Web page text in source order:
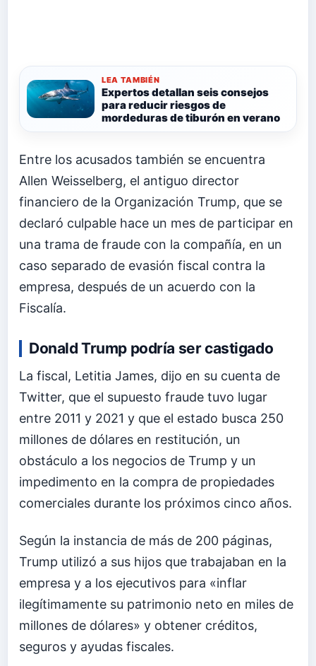
LEA TAMBIÉN
Expertos detallan seis consejos
para reducir riesgos de
mordeduras de tiburón en verano
Entre los acusados también se encuentra
Allen Weisselberg, el antiguo director
financiero de la Organización Trump, que se
declaró culpable hace un mes de participar en
una trama de fraude con la compañía, en un
caso separado de evasión fiscal contra la
empresa, después de un acuerdo con la
Fiscalía.
Donald Trump podría ser castigado
La fiscal, Letitia James, dijo en su cuenta de
Twitter, que el supuesto fraude tuvo lugar
entre 2011 y 2021 y que el estado busca 250
millones de dólares en restitución, un
obstáculo a los negocios de Trump y un
impedimento en la compra de propiedades
comerciales durante los próximos cinco años.
Según la instancia de más de 200 páginas,
Trump utilizó a sus hijos que trabajaban en la
empresa y a los ejecutivos para «inflar
ilegítimamente su patrimonio neto en miles de
millones de dólares» y obtener créditos,
seguros y ayudas fiscales.